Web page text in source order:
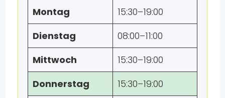
Montag
15:30–19:00
Dienstag
08:00–11:00
Mittwoch
15:30–19:00
Donnerstag
15:30–19:00